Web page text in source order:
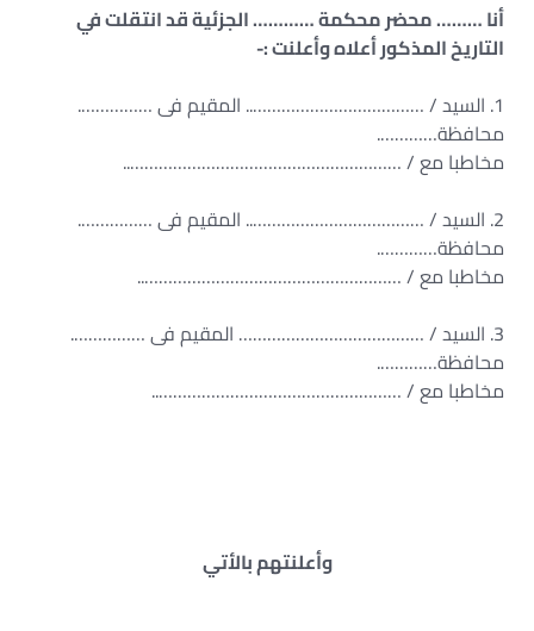
أنا ……… محضر محكمة ………… الجزئية قد انتقلت في
التاريخ المذكور أعلاه وأعلنت :-
1. السيد / ……………………………….. المقيم فى …………….
محافظة………….
مخاطبا مع / …………………………………………………..
2. السيد / ……………………………….. المقيم فى …………….
محافظة………….
مخاطبا مع / ………………………………………………..
3. السيد / ………………………………… المقيم فى …………….
محافظة………….
مخاطبا مع / ……………………………………………..
وأعلنتهم بالأتي